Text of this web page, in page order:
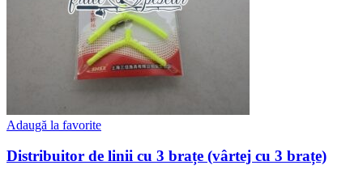
Adaugă la favorite
Distribuitor de linii cu 3 brațe (vârtej cu 3 brațe)